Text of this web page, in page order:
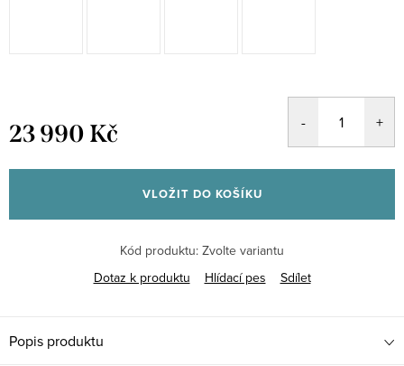
23 990 Kč
cena:
VLOŽIT DO KOŠÍKU
Kód produktu: Zvolte variantu
Dotaz k produktu
Hlídací pes Sdílet
Popis produktu